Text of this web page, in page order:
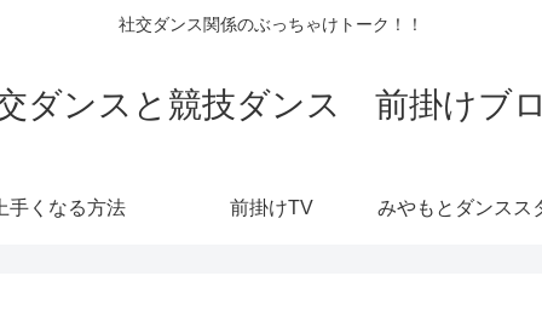
社交ダンス関係のぶっちゃけトーク！！
ダンスと競技ダンス 前掛けブ
上手くなる方法 前掛けTV